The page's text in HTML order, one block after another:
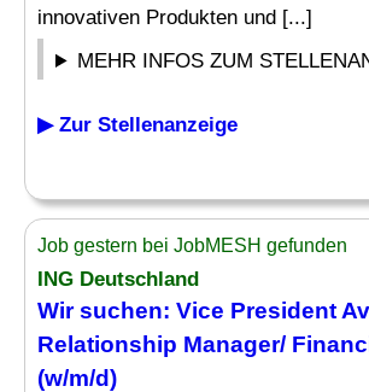
innovativen Produkten und [...]
MEHR INFOS ZUM
▶ Zur Stellenanzeige
Job gestern bei JobMESH gefunden
ING Deutschland
Wir suchen: Vice President
Relationship Manager/
(w/m/d)